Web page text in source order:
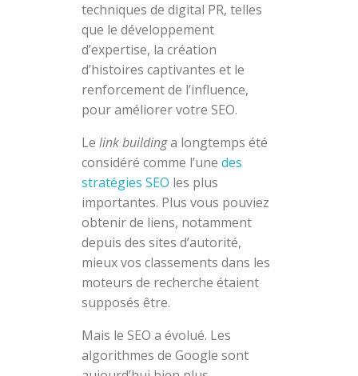
techniques de digital PR, telles
que le développement
d’expertise, la création
d’histoires captivantes et le
renforcement de l’influence,
pour améliorer votre SEO.
Le link buildinga longtemps été
considéré comme l’une des
stratégies SEO les plus
importantes. Plus vous pouviez
obtenir de liens, notamment
depuis des sites d’autorité,
mieux vos classements dans les
moteurs de recherche étaient
supposés être.
Mais le SEO a évolué. Les
algorithmes de Google sont